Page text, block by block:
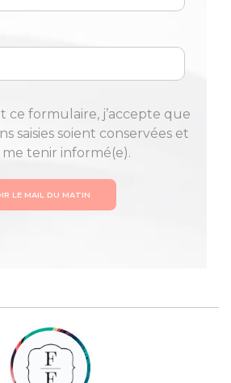
ce formulaire, j’accepte que
saisies soient conservées et
tenir informé(e).
LE MAIL DU MATIN